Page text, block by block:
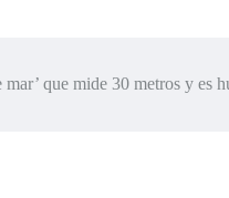
que mide 30 metros y es